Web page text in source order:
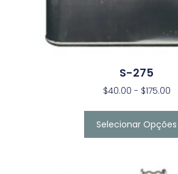
S-275
$40.00 - $175.00
Selecionar Opções